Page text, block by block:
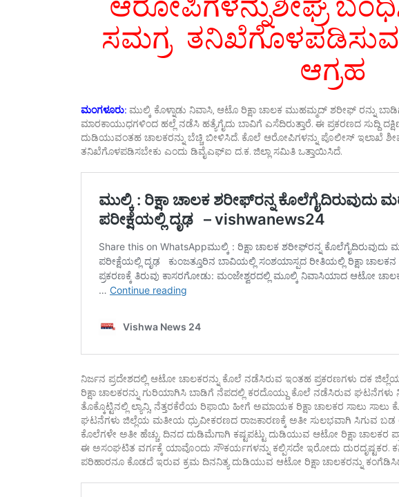
ಸಮಗ್ರ
ಆಗ್ರಹ
ಮಂಗಳೂರು: ಮುಲ್ಕಿ ಕೊಳ್ನಾಡು ನಿವಾಸಿ, ಆಟೊ ರಿಕ್ಷಾ ಚಾಲಕ ಮುಹಮ್ಮದ್ ಶರೀಫ್ ರನ್ನು
ಮಾರಕಾಯುಧಗಳಿಂದ ಹಲ್ಲೆ ನಡೆಸಿ ಹತ್ಯೆಗೈದು ಬಾವಿಗೆ ಎಸೆದಿರುತ್ತಾರೆ. ಈ ಪ್ರಕರಣದ ಸುದ್ದಿ
ದುಡಿಯುವಂತಹ ಚಾಲಕರನ್ನು ಬೆಚ್ಚಿ ಬೀಳಿಸಿದೆ. ಕೊಲೆ ಆರೋಪಿಗಳನ್ನು ಪೊಲೀಸ್ ಇಲಾಖೆ
ತನಿಖೆಗೊಳಪಡಿಸಬೇಕು ಎಂದು ಡಿವೈಎಫ್ಐ ದ.ಕ. ಜಿಲ್ಲಾ ಸಮಿತಿ ಒತ್ತಾಯಿಸಿದೆ.
ನಿರ್ಜನ ಪ್ರದೇಶದಲ್ಲಿ ಆಟೋ ಚಾಲಕರನ್ನು ಕೊಲೆ ನಡೆಸಿರುವ ಇಂತಹ ಪ್ರಕರಣಗಳು ದಕ
ರಿಕ್ಷಾ ಚಾಲಕರನ್ನು ಗುರಿಯಾಗಿಸಿ ಬಾಡಿಗೆ ನೆಪದಲ್ಲಿ ಕರದೊಯ್ದು ಕೊಲೆ ನಡೆಸಿರುವ
ತೊಕ್ಕೊಟ್ಟಿನಲ್ಲಿ ಲ್ಯಾನ್ಸಿ, ನೆತ್ತರಕೆರೆಯ ರಿಫಾಯಿ ಹೀಗೆ ಅಮಾಯಕ ರಿಕ್ಷಾ ಚಾಲಕರ ಸಾಲು
ಘಟನೆಗಳು ಜಿಲ್ಲೆಯ ಮತೀಯ ಧ್ರುವೀಕರಣದ ರಾಜಕಾರಣಕ್ಕೆ ಅತೀ ಸುಲಭವಾಗಿ ಸಿಗುವ ಬಡ
ಕೊಲೆಗಳೇ ಅತೀ ಹೆಚ್ಚು. ದಿನದ ದುಡಿಮೆಗಾಗಿ ಕಷ್ಟಪಟ್ಟು ದುಡಿಯುವ ಆಟೋ ರಿಕ್ಷಾ ಚಾಲಕರ
ಈ ಅಸಂಘಟಿತ ವರ್ಗಕ್ಕೆ ಯಾವೊಂದು ಸೌಕರ್ಯಗಳನ್ನು ಕಲ್ಪಿಸದೇ ಇರೋದು ದುರದೃಷ್ಟಕರ.
ಪರಿಹಾರನೂ ಕೊಡದೆ ಇರುವ ಕ್ರಮ ದಿನನಿತ್ಯ ದುಡಿಯುವ ಆಟೋ ರಿಕ್ಷಾ ಚಾಲಕರನ್ನು